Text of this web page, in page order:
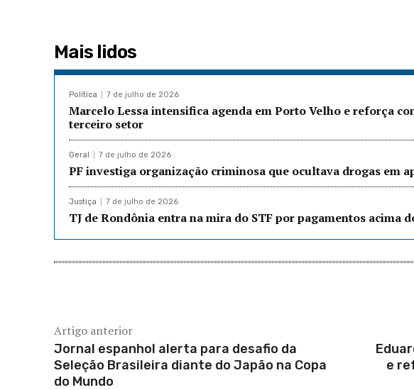
Mais lidos
Política 7 de julho de 2026
Marcelo Lessa intensifica agenda em Porto Velho e reforça
terceiro setor
Geral 7 de julho de 2026
PF investiga organização criminosa que ocultava drogas em
Justiça 7 de julho de 2026
TJ de Rondônia entra na mira do STF por pagamentos acima
Artigo anterior
Jornal espanhol alerta para desafio da
Seleção Brasileira diante do Japão na Copa
do Mundo
e